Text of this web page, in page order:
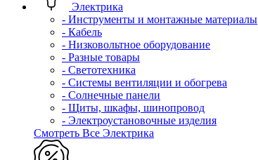
Электрика
- Инструменты и монтажные материалы
- Кабель
- Низковольтное оборудование
- Разные товары
- Светотехника
- Системы вентиляции и обогрева
- Солнечные панели
- Щиты, шкафы, шинопровод
- Электроустановочные изделия
Смотреть Все Электрика